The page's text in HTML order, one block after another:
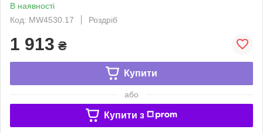
В наявності
Код: MW4530.17
Роздріб
1 913 ₴
Купити
або
Купити з